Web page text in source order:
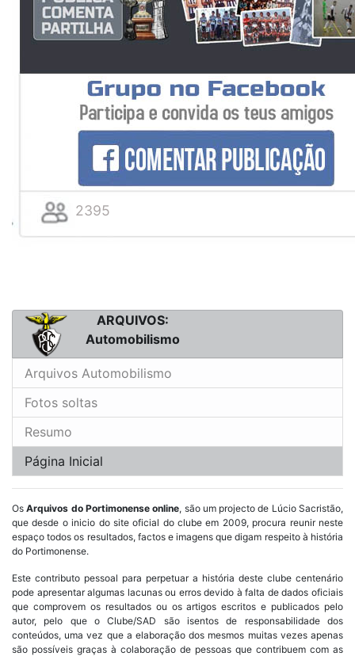
2395
ARQUIVOS:
Automobilismo
Arquivos Automobilismo
Fotos soltas
Resumo
Página Inicial
OsArquivos do Portimonense online, são um projecto de Lúcio Sacristão,
que desde o inicio do site oficial do clube em 2009, procura reunir neste
espaço todos os resultados, factos e imagens que digam respeito à história
do Portimonense.
Este contributo pessoal para perpetuar a história deste clube centenário
pode apresentar algumas lacunas ou erros devido à falta de dados oficiais
que comprovem os resultados ou os artigos escritos e publicados pelo
autor, pelo que o Clube/SAD são isentos de responsabilidade dos
conteúdos, uma vez que a elaboração dos mesmos muitas vezes apenas
são possíveis graças à colaboração de pessoas que contribuem com as